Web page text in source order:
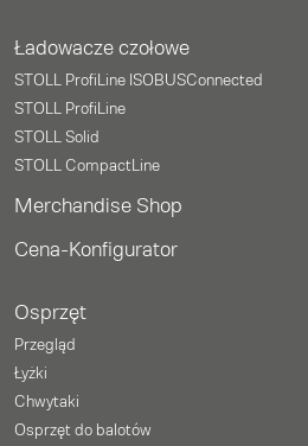
Ładowacze czołowe
STOLL ProfiLine ISOBUSConnected
STOLL ProfiLine
STOLL Solid
STOLL CompactLine
Merchandise Shop
Cena-Konfigurator
Osprzęt
Przegląd
Łyżki
Chwytaki
Osprzęt do balotów